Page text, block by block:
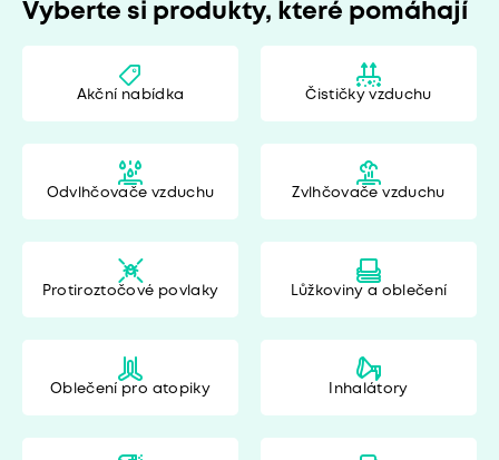
Vyberte si produkty, které pomáhají
Akční nabídka Čističky vzduchu
Odvlhčovače vzduchu Zvlhčovače vzduchu
Protiroztočové povlaky Lůžkoviny a oblečení
Oblečení pro atopiky Inhalátory